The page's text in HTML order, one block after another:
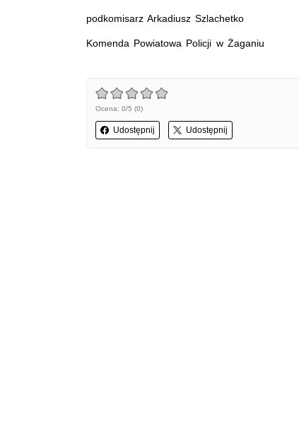
podkomisarz Arkadiusz Szlachetko
Komenda Powiatowa Policji w Żaganiu
Ocena: 0/5 (0)
Udostępnij Udostępnij